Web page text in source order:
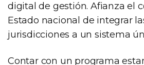
digital de gestión. Afianza el
Estado nacional de integrar
jurisdicciones a un sistema
Contar con un programa